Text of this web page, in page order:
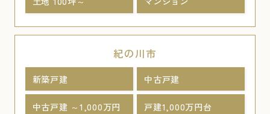
紀の川市
新築戸建 中古戸建
中古戸建 ～1,000万円 戸建1,000万円台